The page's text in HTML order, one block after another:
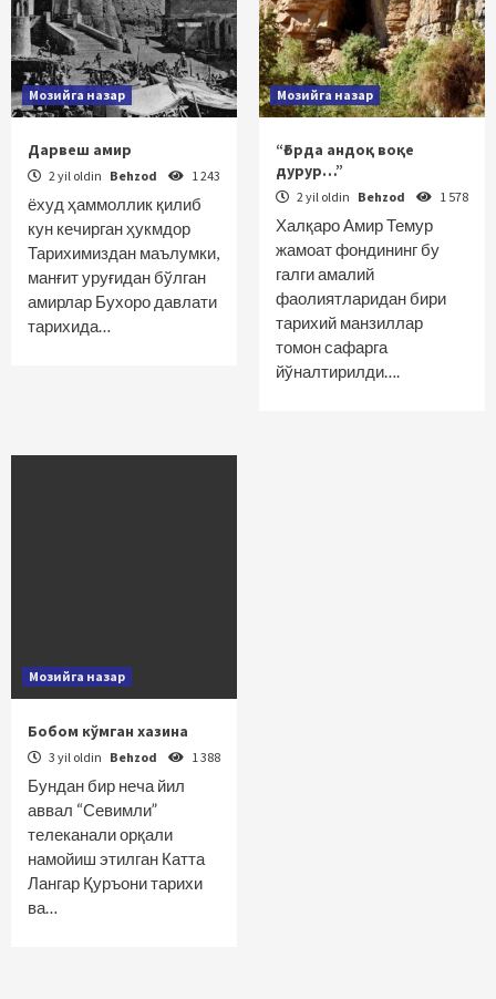
Мозийга назар
Дарвеш амир
2 yil oldin Behzod 1 243
ёхуд ҳаммоллик қилиб
кун кечирган ҳукмдор
Тарихимиздан маълумки,
манғит уруғидан бўлган
амирлар Бухоро давлати
тарихида…
Мозийга назар
“Ғорда андоқ воқе
дурур…”
2 yil oldin Behzod 1 578
Халқаро Амир Темур
жамоат фондининг бу
галги амалий
фаолиятларидан бири
тарихий манзиллар
томон сафарга
йўналтирилди….
Мозийга назар
Бобом кўмган хазина
3 yil oldin Behzod 1 388
Бундан бир неча йил
аввал “Севимли”
телеканали орқали
намойиш этилган Катта
Лангар Қуръони тарихи
ва…